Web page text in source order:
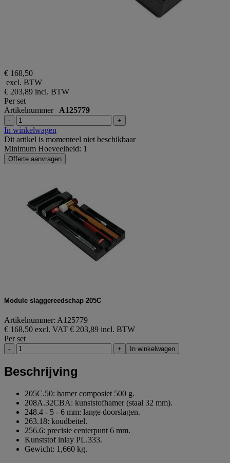
€ 168,50
excl. BTW
€ 203,89 incl. BTW
Per set
Artikelnummer A125779
- +
In winkelwagen
Dit artikel is momenteel niet beschikbaar
Minimum Hoeveelheid: 1
Offerte aanvragen
Module slaggereedschap 205C
Artikelnummer: A125779
€ 168,50 excl. VAT € 203,89 incl. BTW
Per set
- + In winkelwagen
Beschrijving
205C.50: hamer composiet 500 g.
208A.32CBA: kunststofhamer (staal 32 mm).
248.4 - 5 - 6 mm: lange doorslagen.
263.18: koudbeitel.
256.6: precisie centerpunt 6 mm.
Kunststof inlay PL.333.
Gewicht: 1,660 kg.